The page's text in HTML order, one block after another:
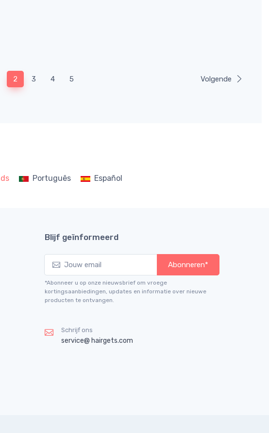
2(current)
3 4 5 Volgende
Português Español
Blijf geïnformeerd
Abonneren*
*Abonneer u op onze nieuwsbrief om vroege
kortingsaanbiedingen, updates en informatie over nieuwe
producten te ontvangen.
Schrijf ons
service@ hairgets.com